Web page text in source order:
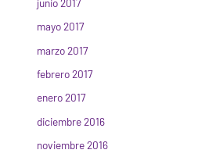
mayo 2017
marzo 2017
febrero 2017
enero 2017
diciembre 2016
noviembre 2016